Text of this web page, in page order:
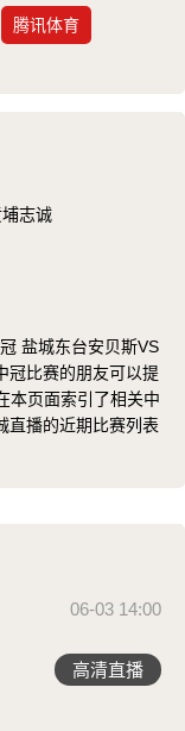
腾讯体育
志诚
盐城东台安贝斯VS
冠比赛的朋友可以提
本页面索引了相关中
直播的近期比赛列表
06-03 14:00
高清直播